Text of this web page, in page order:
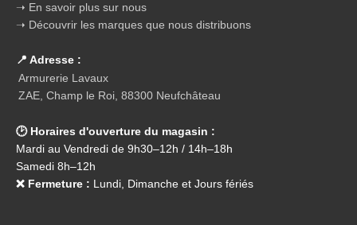
➝ En savoir plus sur nous
➝ Découvrir les marques que nous distribuons
📍 Adresse :
Armurerie Lavaux
ZAE, Champ le Roi, 88300 Neufchâteau
🕑 Horaires d'ouverture du magasin :
Mardi au Vendredi de 9h30–12h / 14h–18h
Samedi 8h–12h
❌ Fermeture : Lundi, Dimanche et Jours fériés